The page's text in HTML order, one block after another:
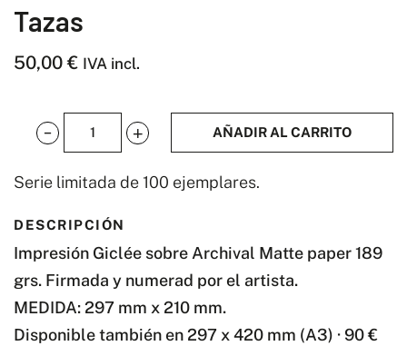
Tazas
50,00€ IVA incl.
Tazas
cantidad
AÑADIR AL CARRITO
Serie limitada de 100 ejemplares.
DESCRIPCIÓN
Impresión Giclée sobre Archival Matte paper 189
grs. Firmada y numerad por el artista.
MEDIDA: 297 mm x 210 mm.
Disponible también en 297 x 420 mm (A3) · 90 €